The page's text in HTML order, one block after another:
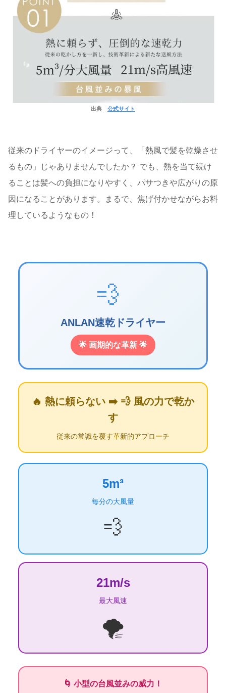
出典 公式サイト
従来のドライヤーのイメージって、「熱風で髪を乾燥させ
るもの」じゃありませんでしたか？ でも、熱を当て続け
ることは髪への負担になりやすく、パサつきや広がりの原
因になることがあります。まるで、焦げ付かせながらお料
理しているようなもの！
💨
ANLAN速乾ドライヤー
🌟 画期的な革新 🌟
🔥 熱に頼らない ➡️ 💨 風の力で乾か
す
従来の常識を覆す革新的アプローチ
5m³
毎分の大風量
💨
21m/s
最大風速
🌪️
🌀 小型の台風並みの威力！